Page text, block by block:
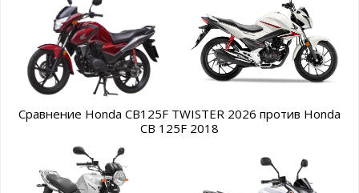
Сравнение Honda CB125F TWISTER 2026 против Honda
CB 125F 2018